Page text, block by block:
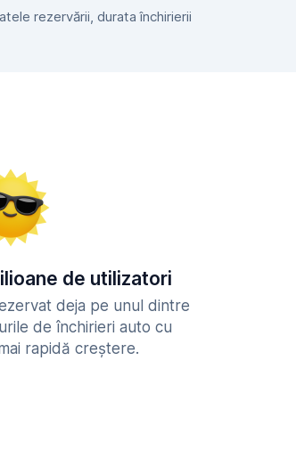
rezervării, durata închirierii
de utilizatori
deja pe unul dintre
de închirieri auto cu
rapidă creștere.